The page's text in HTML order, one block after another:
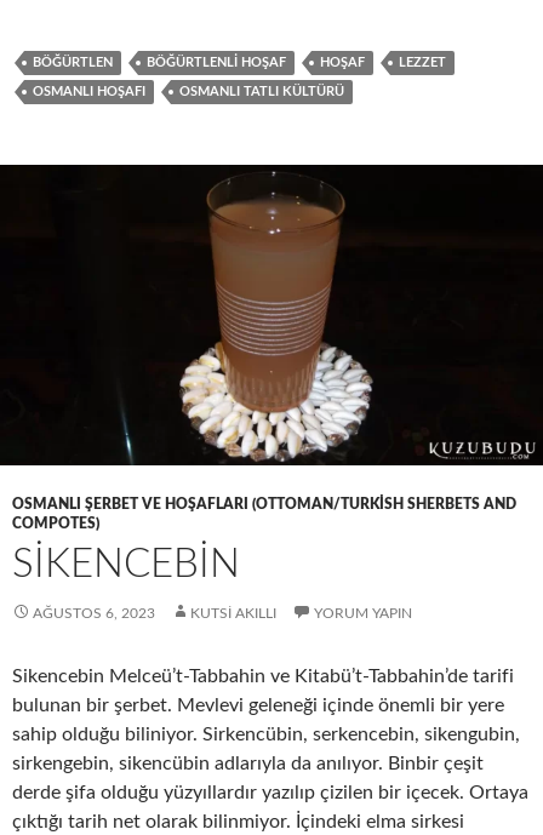
BÖĞÜRTLEN BÖĞÜRTLENLI HOŞAF HOŞAF LEZZET
OSMANLI HOŞAFI OSMANLI TATLI KÜLTÜRÜ
OSMANLI ŞERBET VE HOŞAFLARI (OTTOMAN/TURKISH SHERBETS AND
COMPOTES)
SIKENCEBIN
AĞUSTOS 6, 2023 KUTSI AKILLI YORUM YAPIN
Sikencebin Melceü’t-Tabbahin ve Kitabü’t-Tabbahin’de tarifi
bulunan bir şerbet. Mevlevi geleneği içinde önemli bir yere
sahip olduğu biliniyor. Sirkencübin, serkencebin, sikengubin,
sirkengebin, sikencübin adlarıyla da anılıyor. Binbir çeşit
derde şifa olduğu yüzyıllardır yazılıp çizilen bir içecek. Ortaya
çıktığı tarih net olarak bilinmiyor. İçindeki elma sirkesi